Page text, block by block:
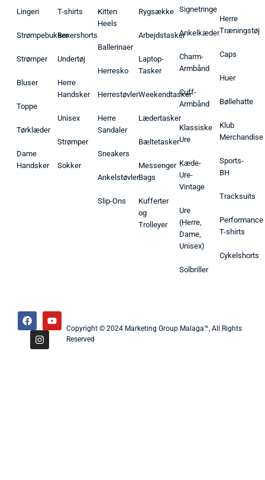
Lingeri
Strømpebukser
Strømper
Bluser
Toppe
Tørklæder
Dame
Handsker
T-shirts
Boxershorts
Undertøj
Herre
Handsker
Unisex
Strømper
Sokker
Kitten
Heels
Ballerinaer
Herresko
Herrestøvler
Herre
Sandaler
Sneakers
Ankelstøvler
Slip-Ons
Rygsække
Arbejdstasker
Laptop-
Tasker
Weekendtasker
Lædertasker
Bæltetasker
Messenger
Bags
Kufferter
og
Trolleyer
Signetringe
Ankelkæder
Charm-
Armbånd
Cuff-
Armbånd
Klassiske
Ure
Kæde-
Ure-
Vintage
Ure
(Herre,
Dame,
Unisex)
Solbriller
Herre
Træningstøj
Caps
Huer
Bøllehatte
Klub
Merchandise
Sports-
BH
Tracksuits
Performance
T-shirts
Cykelshorts
Copyright © 2024 Marketing Group Malaga™, All Rights
Reserved